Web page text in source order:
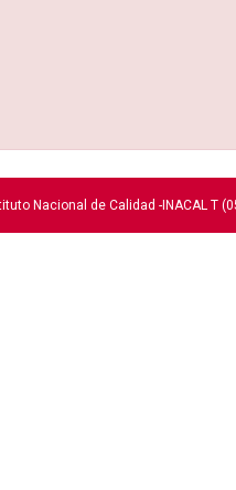
Nacional de Calidad -INACAL T